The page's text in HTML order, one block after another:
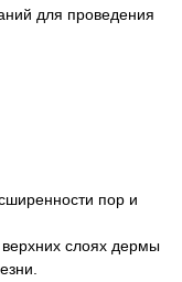
для проведения
пор и
слоях дермы